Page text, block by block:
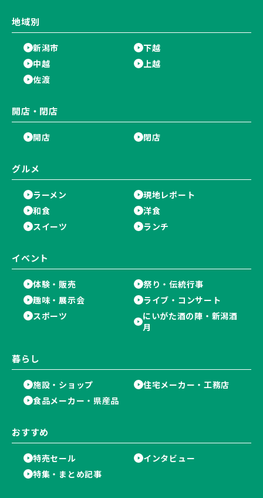
地域別
新潟市
下越
中越
上越
佐渡
開店・閉店
開店 閉店
グルメ
ラーメン
現地レポート
和食
洋食
スイーツ
ランチ
イベント
体験・販売
祭り・伝統行事
趣味・展示会
ライブ・コンサート
スポーツ
にいがた酒の陣・新潟酒
月
暮らし
施設・ショップ
住宅メーカー・工務店
食品メーカー・県産品
おすすめ
特売セール
インタビュー
特集・まとめ記事